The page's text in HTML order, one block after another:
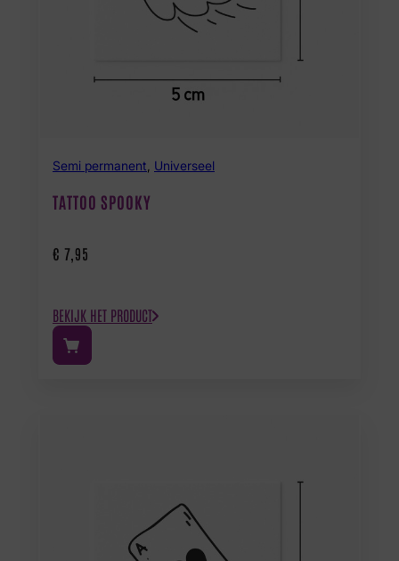
Semi permanent Universeel
TATTOO SPOOKY
€ 7,95
BEKIJK HET PRODUCT